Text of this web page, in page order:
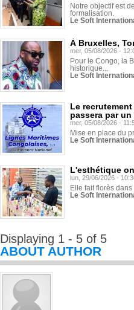
Notre objectif est
formalisation.
Le Soft
À Bruxelles,
mer, 05/08/2026 -
Pour le Congo, la
historique...
Le Soft
Le
passera par
mer, 05/08/2026 -
Mise en place du
Le Soft
L'esthétique
lun, 29/06/2026 -
Elle fait florès
Le Soft
Displaying 1 - 5 of 5
ABOUT AUTHOR